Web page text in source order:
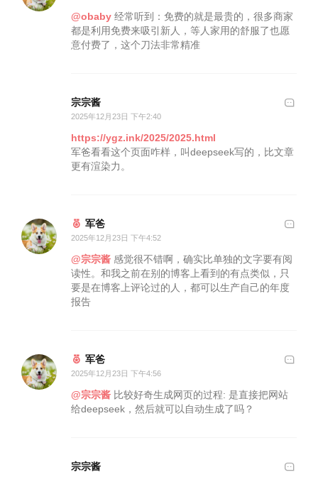
@obaby 经常听到：免费的就是最贵的，很多商家
都是利用免费来吸引新人，等人家用的舒服了也愿
意付费了，这个刀法非常精准
宗宗酱
2025年12月23日 下午2:40
https://ygz.ink/2025/2025.html
军爸看看这个页面咋样，叫deepseek写的，比文章
更有渲染力。
军爸
2025年12月23日 下午4:52
@宗宗酱 感觉很不错啊，确实比单独的文字要有阅
读性。和我之前在别的博客上看到的有点类似，只
要是在博客上评论过的人，都可以生产自己的年度
报告
军爸
2025年12月23日 下午4:56
@宗宗酱 比较好奇生成网页的过程: 是直接把网站
给deepseek，然后就可以自动生成了吗？
宗宗酱